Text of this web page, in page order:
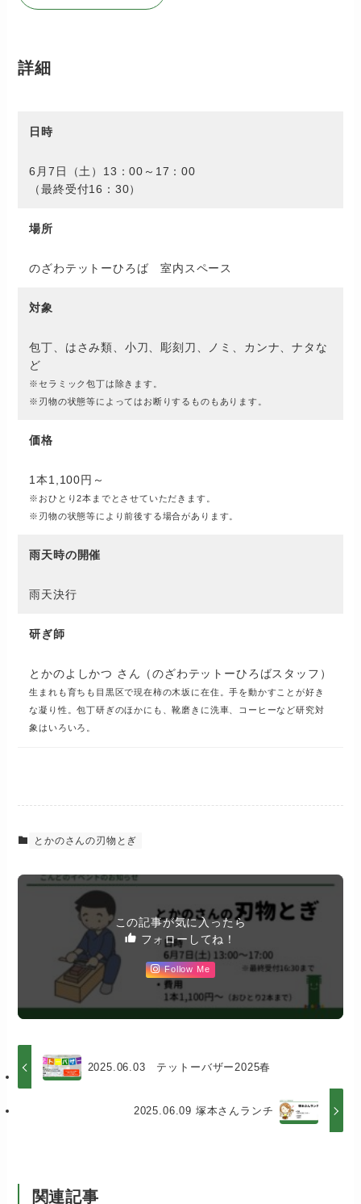
詳細
日時
6月7日（土）13：00～17：00
（最終受付16：30）
場所
のざわテットーひろば 室内スペース
対象
包丁、はさみ類、小刀、彫刻刀、ノミ、カンナ、ナタな
ど
※セラミック包丁は除きます。
※刃物の状態等によってはお断りするものもあります。
価格
1本1,100円～
※おひとり2本までとさせていただきます。
※刃物の状態等により前後する場合があります。
雨天時の開催
雨天決行
研ぎ師
とかのよしかつ さん（のざわテットーひろばスタッフ）
生まれも育ちも目黒区で現在柿の木坂に在住。手を動かすことが好き
な凝り性。包丁研ぎのほかにも、靴磨きに洗車、コーヒーなど研究対
象はいろいろ。
とかのさんの刃物とぎ
この記事が気に入ったら
フォローしてね！
Follow Me
2025.06.03 テットーバザー2025春
2025.06.09 塚本さんランチ
関連記事